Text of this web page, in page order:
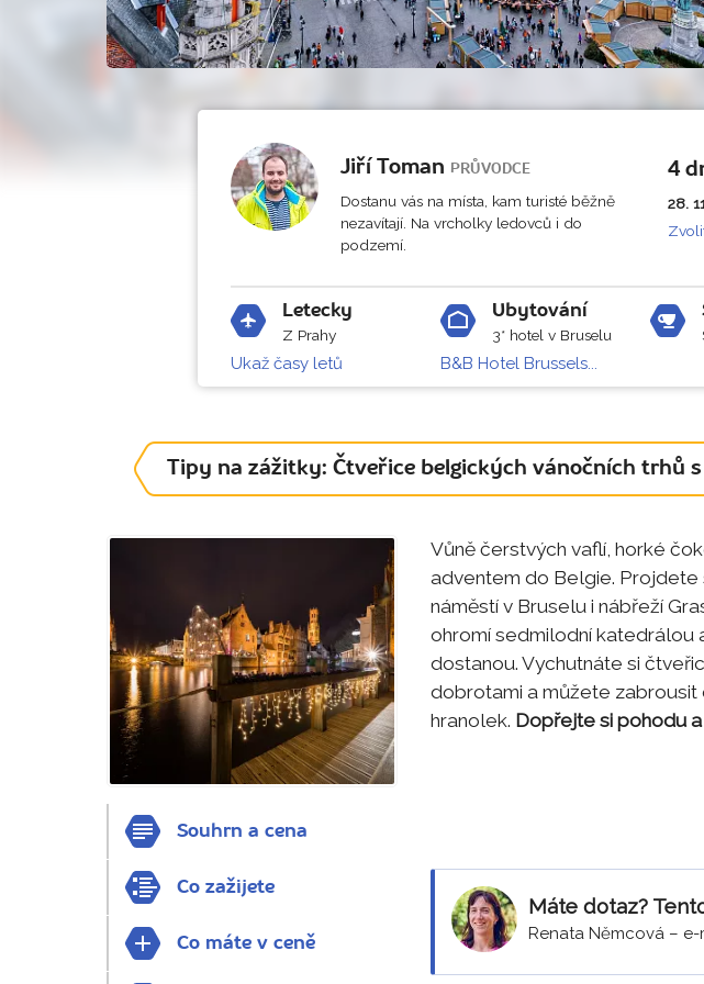
Jiří Toman PRŮVODCE
Dostanu vás na místa, kam turisté běžně
nezavítají. Na vrcholky ledovců i do
podzemí.
4
28.
Letecky
Z Prahy
Ukaž časy letů
Ubytování
3* hotel v Bruselu
B&B Hotel Brussels...
Tipy na zážitky: Čtveřice belgických vánočních trhů
Vůně čerstvých vaflí, horké
adventem do Belgie. Projdete
náměstí v Bruselu i nábřeží
ohromí sedmilodní katedrálou
dostanou. Vychutnáte si
dobrotami a můžete
hranolek. Dopřejte si pohodu
Souhrn a cena
Co zažijete
Co máte v ceně
Máte dotaz?
Renata Němcová – e-